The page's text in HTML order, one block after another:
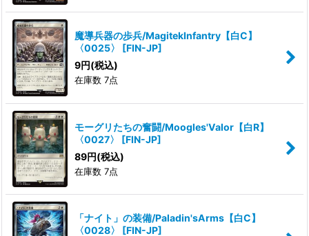
魔導兵器の歩兵/MagitekInfantry【白C】
〈0025〉
[FIN-JP]
9円(税込)
在庫数 7点
モーグリたちの奮闘/Moogles'Valor【白R】
〈0027〉
[FIN-JP]
89円(税込)
在庫数 7点
「ナイト」の装備/Paladin'sArms【白C】
〈0028〉
[FIN-JP]